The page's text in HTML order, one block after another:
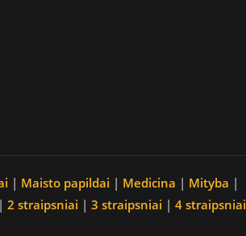
| Maisto papildai | Medicina | Mityba |
| 2 straipsniai | 3 straipsniai | 4 straipsniai